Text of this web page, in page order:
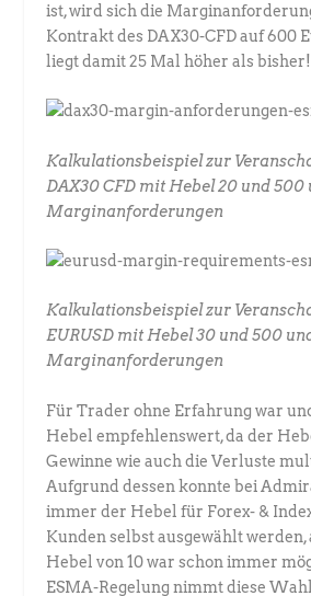
ist, wird sich die
Kontrakt des DAX30-CFD auf 600
liegt damit 25 Mal höher als
Kalkulationsbeispiel zur
DAX30 CFD mit Hebel 20 und 500
Marginanforderungen
Kalkulationsbeispiel zur
EURUSD mit Hebel 30 und 500
Marginanforderungen
Für Trader ohne Erfahrung war
Hebel empfehlenswert, da der
Gewinne wie auch die Verluste
Aufgrund dessen konnte bei
immer der Hebel für Forex- &
Kunden selbst ausgewählt
Hebel von 10 war schon immer
ESMA-Regelung nimmt diese